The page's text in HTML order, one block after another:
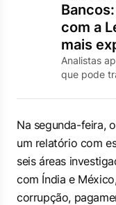
com a
mais
Analistas
que pode
Na segunda-feira,
um relatório com
seis áreas
com Índia e
corrupção,